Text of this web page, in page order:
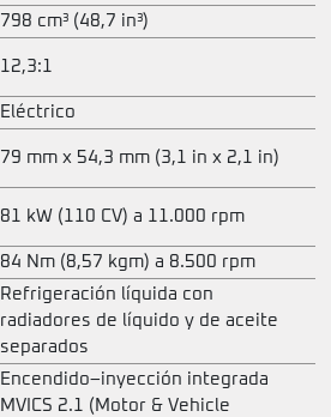
798 cm³ (48,7 in³)
12,3:1
Eléctrico
79 mm x 54,3 mm (3,1 in x 2,1 in)
81 kW (110 CV) a 11.000 rpm
84 Nm (8,57 kgm) a 8.500 rpm
Refrigeración líquida con
radiadores de líquido y de aceite
separados
Encendido–inyección integrada
MVICS 2.1 (Motor & Vehicle